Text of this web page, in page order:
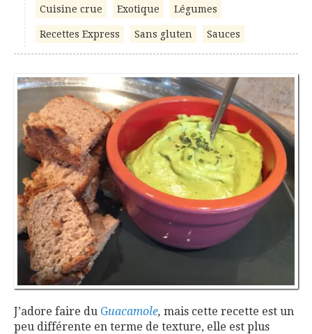
Cuisine crue Exotique Légumes
Recettes Express Sans gluten Sauces
J’adore faire du Guacamole, mais cette recette est un
peu différente en terme de texture, elle est plus